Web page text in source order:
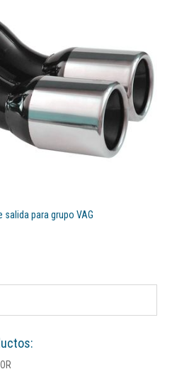
para grupo VAG